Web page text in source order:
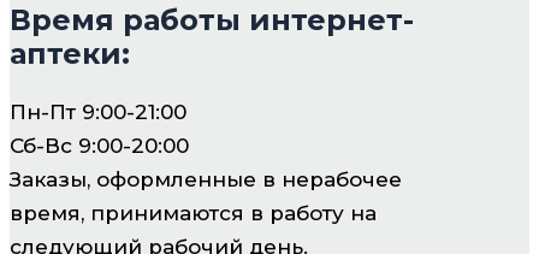
Время работы интернет-
аптеки:
Пн-Пт 9:00-21:00
Сб-Вс 9:00-20:00
Заказы, оформленные в нерабочее
время, принимаются в работу на
следующий рабочий день.